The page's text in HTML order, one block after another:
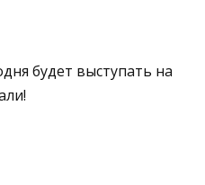
будет выступать на